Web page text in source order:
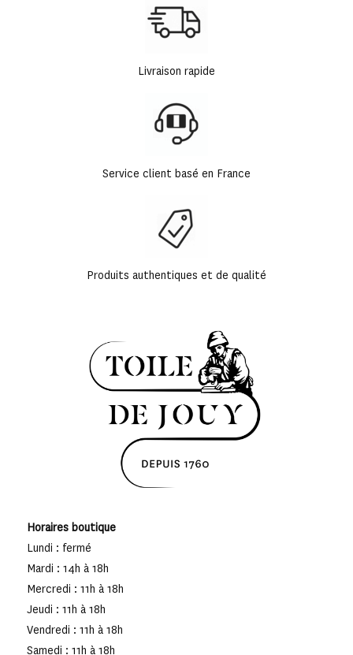
Livraison rapide
Service client basé en France
Produits authentiques et de qualité
Horaires boutique
Lundi : fermé
Mardi : 14h à 18h
Mercredi : 11h à 18h
Jeudi : 11h à 18h
Vendredi : 11h à 18h
Samedi : 11h à 18h